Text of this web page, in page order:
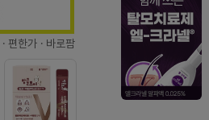
· 편한가 · 바로팜